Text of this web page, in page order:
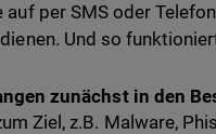
per SMS oder
Und so
zunächst in den
Ziel, z.B. Malware,